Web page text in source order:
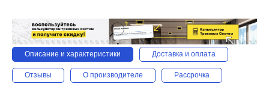
Описание и характеристики Доставка и оплата
Отзывы О производителе Рассрочка